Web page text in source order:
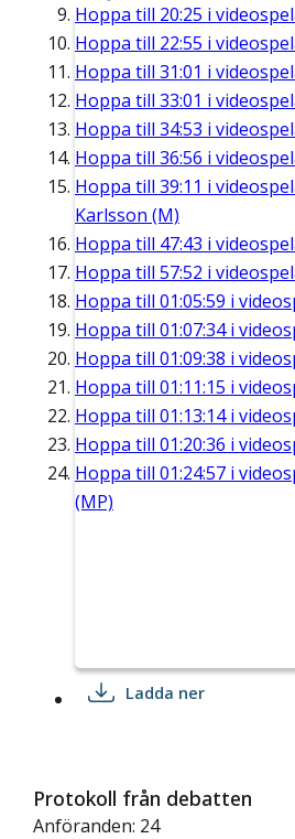
Hoppa till 20:25 i
Hoppa till 22:55 i
Hoppa till 31:01 i
Hoppa till 33:01 i
Hoppa till 34:53 i
Hoppa till 36:56 i
Hoppa till 39:11 i
Karlsson (M)
Hoppa till 47:43 i
Hoppa till 57:52 i
Hoppa till 01:05:59 i
Hoppa till 01:07:34i
Hoppa till 01:09:38 i
Hoppa till 01:11:15 i
Hoppa till 01:13:14i
Hoppa till 01:20:36 i
Hoppa till 01:24:57 i
(MP)
Ladda ner
Protokoll från debatten
Anföranden: 24